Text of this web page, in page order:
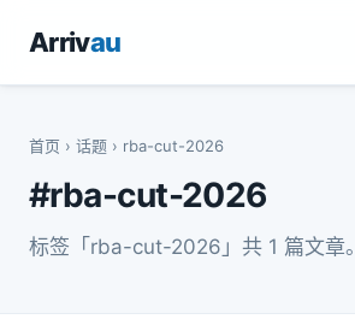
Arrivau
首页 › 话题 › rba-cut-2026
#rba-cut-2026
标签「rba-cut-2026」共 1 篇文章。